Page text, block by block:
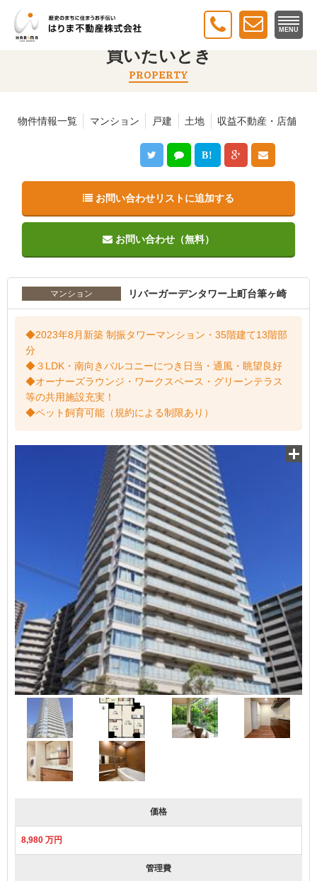
MENU
トップ＞買いたいとき＞ リバーガーデンタワー上町台筆ヶ崎
買いたいとき
PROPERTY
物件情報一覧 マンション 戸建 土地 収益不動産・店舗
B!
お問い合わせリストに追加する
お問い合わせ（無料）
マンション リバーガーデンタワー上町台筆ヶ崎
◆2023年8月新築 制振タワーマンション・35階建て13階部
分
◆３LDK・南向きバルコニーにつき日当・通風・眺望良好
◆オーナーズラウンジ・ワークスペース・グリーンテラス
等の共用施設充実！
◆ペット飼育可能（規約による制限あり）
価格
8,980 万円
管理費